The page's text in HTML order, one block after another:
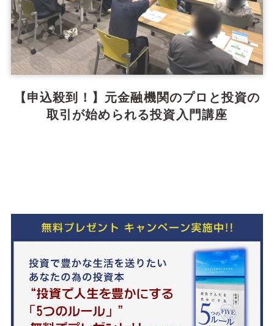
【申込殺到！】元金融機関のプロと投資の
取引が始められる投資入門講座